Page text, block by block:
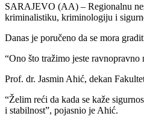
SARAJEVO (AA) – Regionalnu
kriminalistiku, kriminologiju i
Danas je poručeno da se mora
“Ono što tražimo jeste
Prof. dr. Jasmin Ahić, dekan
“Želim reći da kada se kaže
i stabilnost”, pojasnio je Ahić.